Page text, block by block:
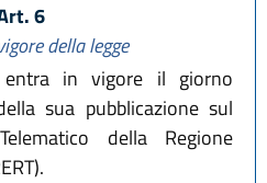
6
della legge
entra in vigore il giorno
sua pubblicazione sul
della Regione